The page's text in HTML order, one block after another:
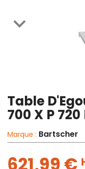

Table
700 X P
Marque : Bartscher